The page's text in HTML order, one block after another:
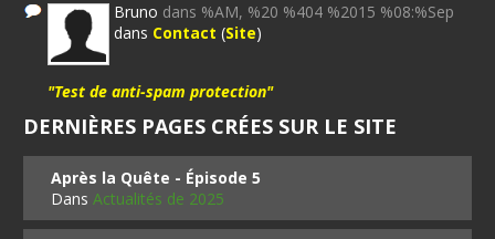
Bruno dans %AM, %20 %404 %2015 %08:%Sep
dans Contact (Site)
"Test de anti-spam protection"
DERNIÈRES PAGES CRÉES SUR LE SITE
Après la Quête - Épisode 5
DansActualités de 2025